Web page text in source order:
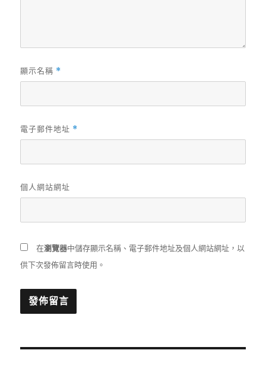
顯示名稱 *
電子郵件地址 *
個人網站網址
在瀏覽器中儲存顯示名稱、電子郵件地址及個人網站網址，以
供下次發佈留言時使用。